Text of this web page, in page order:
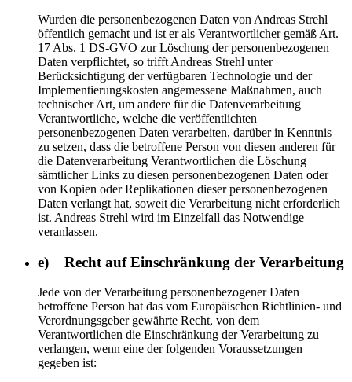
Wurden die personenbezogenen Daten von Andreas Strehl
öffentlich gemacht und ist er als Verantwortlicher gemäß Art.
17 Abs. 1 DS-GVO zur Löschung der personenbezogenen
Daten verpflichtet, so trifft Andreas Strehl unter
Berücksichtigung der verfügbaren Technologie und der
Implementierungskosten angemessene Maßnahmen, auch
technischer Art, um andere für die Datenverarbeitung
Verantwortliche, welche die veröffentlichten
personenbezogenen Daten verarbeiten, darüber in Kenntnis
zu setzen, dass die betroffene Person von diesen anderen für
die Datenverarbeitung Verantwortlichen die Löschung
sämtlicher Links zu diesen personenbezogenen Daten oder
von Kopien oder Replikationen dieser personenbezogenen
Daten verlangt hat, soweit die Verarbeitung nicht erforderlich
ist. Andreas Strehl wird im Einzelfall das Notwendige
veranlassen.
e) Recht auf Einschränkung der Verarbeitung
Jede von der Verarbeitung personenbezogener Daten
betroffene Person hat das vom Europäischen Richtlinien- und
Verordnungsgeber gewährte Recht, von dem
Verantwortlichen die Einschränkung der Verarbeitung zu
verlangen, wenn eine der folgenden Voraussetzungen
gegeben ist: